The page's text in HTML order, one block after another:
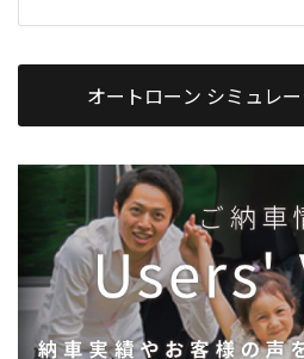
オートローン シミュレ